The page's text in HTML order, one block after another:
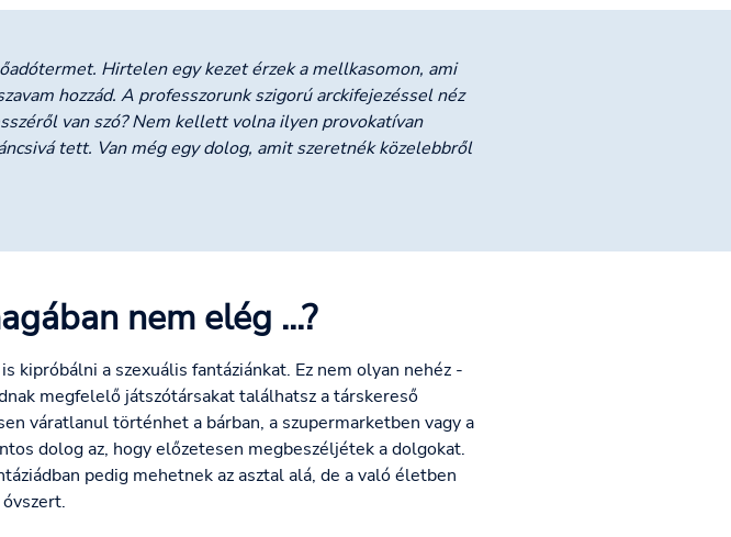
Hirtelen egy kezet érzek a mellkasomon, ami
hozzád. A professzorunk szigorú arckifejezéssel néz
van szó? Nem kellett volna ilyen provokatívan
tett. Van még egy dolog, amit szeretnék közelebbről
nem elég ...?
kipróbálni a szexuális fantáziánkat. Ez nem olyan nehéz -
megfelelő játszótársakat találhatsz a társkereső
váratlanul történhet a bárban, a szupermarketben vagy a
dolog az, hogy előzetesen megbeszéljétek a dolgokat.
pedig mehetnek az asztal alá, de a való életben